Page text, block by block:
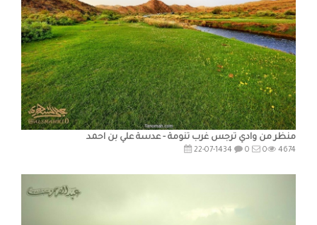
منظر من وادي ترجس غرب تنومة - عدسة علي بن احمد
22-07-1434 0 0 4674